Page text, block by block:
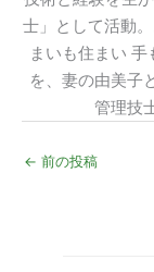
士」として活動
まいも住まい 手
を、妻の由美子
管理技
← 前の投稿